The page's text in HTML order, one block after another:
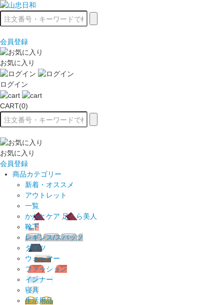
会員登録
お気に入り
ログイン
CART(0)
お気に入り
会員登録
商品カテゴリー
新着・オススメ
アウトレット
一覧
かかとケア 足うら美人
靴下
レギンス/スパッツ
タイツ
ウォーマー
ファッション
インナー
寝具
生活用品